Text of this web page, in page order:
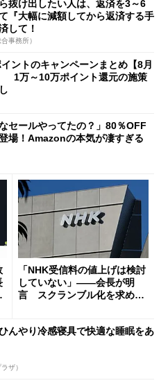
抜け出したい人は、返済を3～6
『大幅に減額してから返済する手
して！
事務所）
ントのキャンペーンまとめ【8月
1万～10万ポイント還元の施策
なセールやってたの？」80％OFF
場！Amazonの本気が凄すぎる
「NHK受信料の値上げは検討
していない」――会長が明
言 スクランブル化を求める
ひんやり冷感寝具で快適な睡眠をあ
ザ）